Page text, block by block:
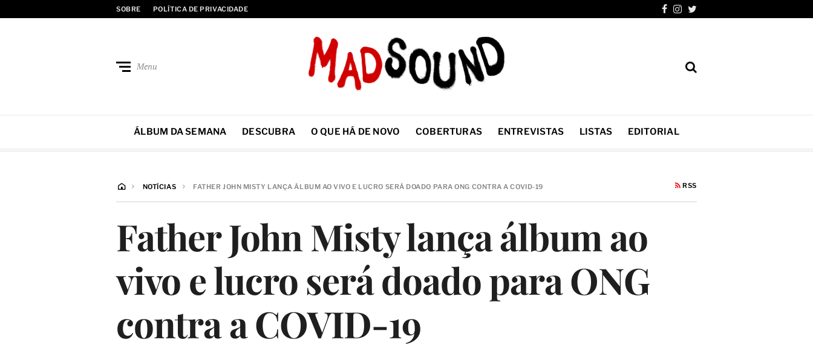
SOBRE POLÍTICA DE PRIVACIDADE
Menu
ÁLBUM DA SEMANA DESCUBRA O QUE HÁ DE NOVO COBERTURAS ENTREVISTAS LISTAS EDITORIAL
NOTÍCIAS FATHER JOHN MISTY LANÇA ÁLBUM AO VIVO E LUCRO SERÁ DOADO PARA ONG CONTRA A COVID-19 RSS
Father John Misty lança álbum ao
vivo e lucro será doado para ONG
contra a COVID-19